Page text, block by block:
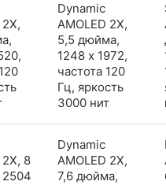
Dynamic
AMOLED 2X,
5,5 дюйма,
1248 x 1972,
частота 120
Гц, яркость
3000 нит
2X, 8
Dynamic
AMOLED 2X,
7,6 дюйма,